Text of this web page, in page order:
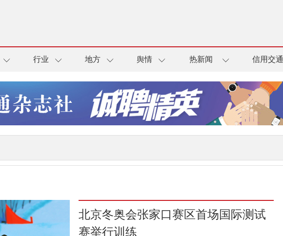
行业 地方 舆情 热新闻 信用交通
北京冬奥会张家口赛区首场国际测试
赛举行训练